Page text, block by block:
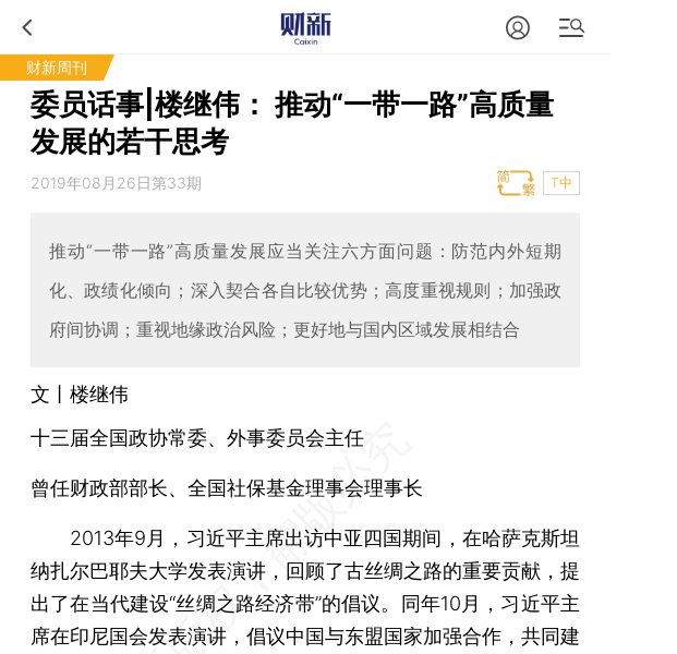
财新周刊
委员话事|楼继伟： 推动“一带一路”高质量
发展的若干思考
2019年08月26日第33期 T中
推动“一带一路”高质量发展应当关注六方面问题：防范内外短期
化、政绩化倾向；深入契合各自比较优势；高度重视规则；加强政
府间协调；重视地缘政治风险；更好地与国内区域发展相结合
文丨楼继伟
十三届全国政协常委、外事委员会主任
曾任财政部部长、全国社保基金理事会理事长
2013年9月，习近平主席出访中亚四国期间，在哈萨克斯坦
纳扎尔巴耶夫大学发表演讲，回顾了古丝绸之路的重要贡献，提
出了在当代建设“丝绸之路经济带”的倡议。同年10月，习近平主
席在印尼国会发表演讲，倡议中国与东盟国家加强合作，共同建